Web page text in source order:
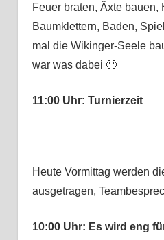
Feuer braten, Äxte bauen,
Baumklettern, Baden,
mal die Wikinger-Seele
war was dabei 🙂
11:00 Uhr: Turnierzeit
Heute Vormittag werden
ausgetragen,
10:00 Uhr: Es wird eng